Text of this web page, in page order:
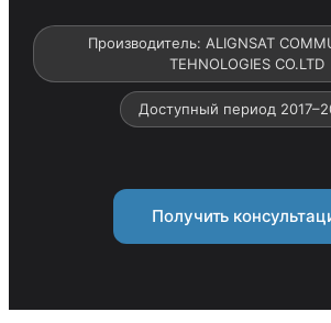
Производитель: ALIGNSAT
TEHNOLOGIES CO.LTD
Доступный период
Получить